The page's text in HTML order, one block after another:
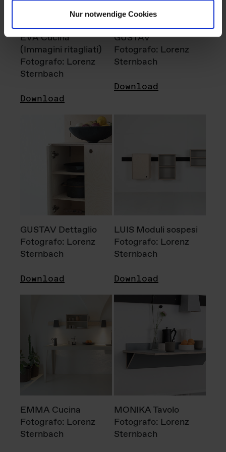
Nur notwendige Cookies
EVA Cucina
(Immagini ritagliati)
Fotografo: Lorenz
Sternbach
Download
GUSTAV
Fotografo: Lorenz
Sternbach
Download
GUSTAV Dettaglio
Fotografo: Lorenz
Sternbach
Download
LUIS Moduli sospesi
Fotografo: Lorenz
Sternbach
Download
EMMA Cucina
Fotografo: Lorenz
Sternbach
MONIKA Tavolo
Fotografo: Lorenz
Sternbach